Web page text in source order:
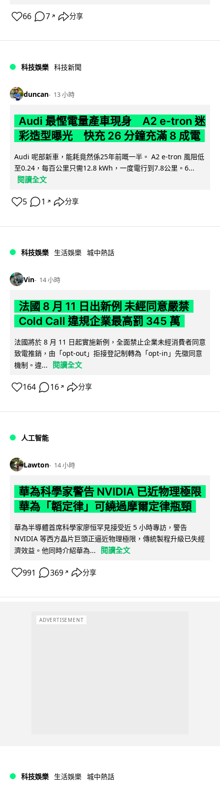
66 7 ↗ 分享
科技娛樂 科技新聞
duncan 13 小時
Audi 最慳電量產車現身 A2 e-tron 迷
彩造型曝光 快充 26 分鐘充滿 8 成電
Audi 呢部新車，能耗竟然係25年前嘅一半。 A2 e-tron 風阻低
至0.24，每百公里只需12.8 kWh，一度電行到7.8公里。6...
閱讀全文
5 1 ↗ 分享
科技娛樂 生活娛樂 城中熱話
Vin 14 小時
法國 8 月 11 日出新例 未經同意嚴禁
Cold Call 違規企業最高罰 345 萬
法國將於 8 月 11 日起實施新例，全面禁止企業未經消費者同意
致電推銷，由「opt-out」拒接登記制轉為「opt-in」先徵同意
機制。違...
閱讀全文
164 16 ↗ 分享
人工智能
Lawton 14 小時
華為科學家警告 NVIDIA 已近物理極限
華為「韜定律」可繞過摩爾定律瓶頸
華為半導體首席科學家廖恒罕見接受近 5 小時專訪，警告
NVIDIA 等西方晶片巨頭正逼近物理極限，傳統製程升級已失經
濟效益。他同時介紹華為...
閱讀全文
991 369 ↗ 分享
ADVERTISEMENT
科技娛樂 生活娛樂 城中熱話